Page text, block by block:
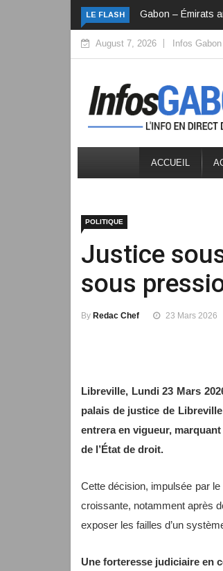
LE FLASH
diplomatique s’ouvre VAALCO : la
August 7, 2026 Infos
ACCUEIL
POLITIQUE
Justice
sous
By Redac Chef 23 Mars 2026
Libreville, Lundi 23 Mars
palais de justice de
entrera en vigueur,
de l’État de droit.
Cette décision, impulsée par
croissante, notamment après
exposer les failles d’un
Une forteresse judiciaire en